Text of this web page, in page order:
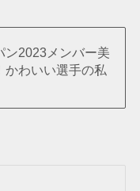
ン2023メンバー美
かわいい選手の私